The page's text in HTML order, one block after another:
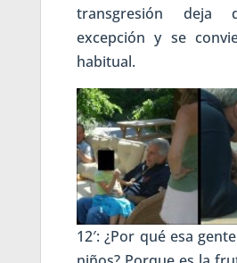
transgresión
excepción y se
habitual.
12′: ¿Por qué esa